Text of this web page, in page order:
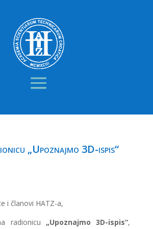
„Upoznajmo 3D-ispis“
i članovi HATZ-a,
radionicu „Upoznajmo 3D-ispis“,